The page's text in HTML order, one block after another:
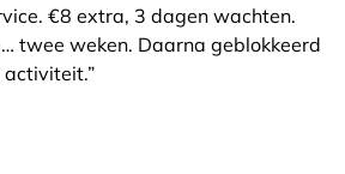
€8 extra, 3 dagen wachten.
twee weken. Daarna geblokkeerd